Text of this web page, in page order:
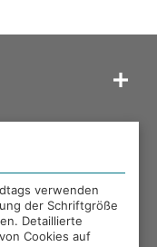
verwenden
der Schriftgröße
Detaillierte
Cookies auf